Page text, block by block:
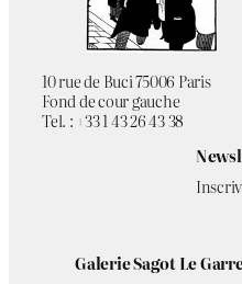
10 rue de Buci 75006 Paris
Fond de cour gauche
Tel. : +33 1 43 26 43 38
Galerie Sagot Le